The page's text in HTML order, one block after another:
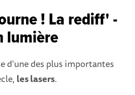
! La rediff' -
lumière
d'une des plus importantes
les lasers.